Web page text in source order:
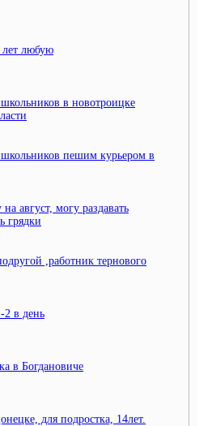
лет любую
в новотроицке
пешим курьером в
август, могу раздавать
грядки
,работник тернового
2 в день
в Богдановиче
для подростка, 14лет.